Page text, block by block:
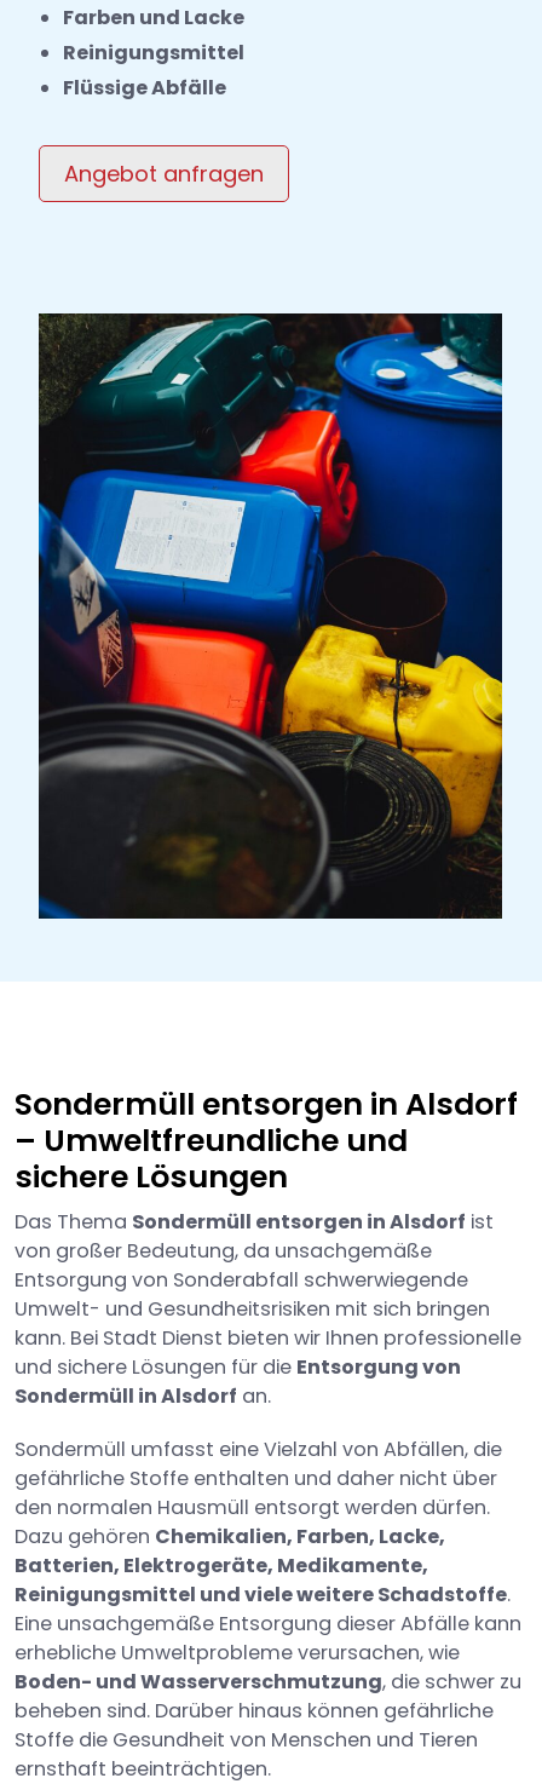
Farben und Lacke
Reinigungsmittel
Flüssige Abfälle
Angebot anfragen
Sondermüll entsorgen in Alsdorf
– Umweltfreundliche und
sichere Lösungen
Das Thema Sondermüll entsorgen in Alsdorf ist
von großer Bedeutung, da unsachgemäße
Entsorgung von Sonderabfall schwerwiegende
Umwelt- und Gesundheitsrisiken mit sich bringen
kann. Bei Stadt Dienst bieten wir Ihnen professionelle
und sichere Lösungen für die Entsorgung von
Sondermüll in Alsdorf an.
Sondermüll umfasst eine Vielzahl von Abfällen, die
gefährliche Stoffe enthalten und daher nicht über
den normalen Hausmüll entsorgt werden dürfen.
Dazu gehören Chemikalien, Farben, Lacke,
Batterien, Elektrogeräte, Medikamente,
Reinigungsmittel und viele weitere Schadstoffe.
Eine unsachgemäße Entsorgung dieser Abfälle kann
erhebliche Umweltprobleme verursachen, wie
Boden- und Wasserverschmutzung, die schwer zu
beheben sind. Darüber hinaus können gefährliche
Stoffe die Gesundheit von Menschen und Tieren
ernsthaft beeinträchtigen.